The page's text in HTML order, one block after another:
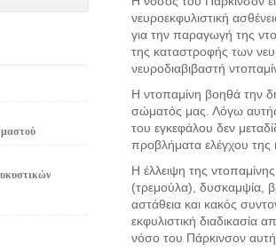
νευροεκφυλιστική
για την παραγωγή της
της καταστροφής των
νευροδιαβιβαστή
Η ντοπαμίνη βοηθά την
σώματός μας. Λόγω
του εγκεφάλου δεν
προβλήματα ελέγχου της
Η έλλειψη της
(τρεμούλα), δυσκαμψία,
αστάθεια και κακός
εκφυλιστική διαδικασία
νόσο του Πάρκινσον αυτή